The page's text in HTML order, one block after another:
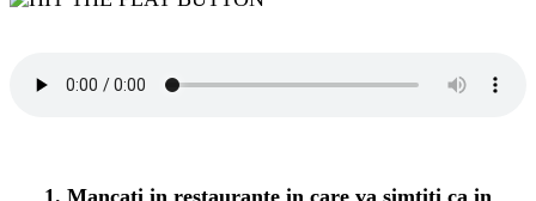
1. Mancati in restaurante in care va simtiti ca in